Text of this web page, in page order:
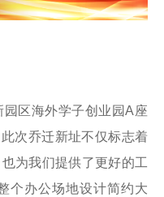
区海外学子创业园A座
次乔迁新址不仅标志着
为我们提供了更好的工
个办公场地设计简约大